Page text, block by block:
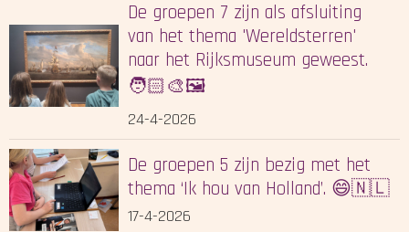
De groepen 7 zijn als afsluiting
van het thema 'Wereldsterren'
naar het Rijksmuseum geweest.
🧑🏻‍🎨🖼️
24-4-2026
De groepen 5 zijn bezig met het
thema ‘Ik hou van Holland’. 😄🇳🇱
17-4-2026